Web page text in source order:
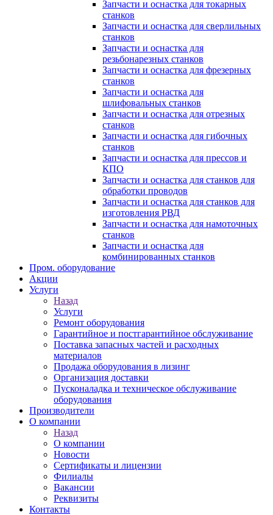
Запчасти и оснастка для токарных
станков
Запчасти и оснастка для сверлильных
станков
Запчасти и оснастка для
резьбонарезных станков
Запчасти и оснастка для фрезерных
станков
Запчасти и оснастка для
шлифовальных станков
Запчасти и оснастка для отрезных
станков
Запчасти и оснастка для гибочных
станков
Запчасти и оснастка для прессов и
КПО
Запчасти и оснастка для станков для
обработки проводов
Запчасти и оснастка для станков для
изготовления РВД
Запчасти и оснастка для намоточных
станков
Запчасти и оснастка для
комбинированных станков
Пром. оборудование
Акции
Услуги
Назад
Услуги
Ремонт оборудования
Гарантийное и постгарантийное обслуживание
Поставка запасных частей и расходных
материалов
Продажа оборудования в лизинг
Организация доставки
Пусконаладка и техническое обслуживание
оборудования
Производители
О компании
Назад
О компании
Новости
Сертификаты и лицензии
Филиалы
Вакансии
Реквизиты
Контакты